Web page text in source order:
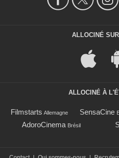
ALLOCINÉ
ALLOCINÉ À
Filmstarts Allemagne SensaCine
AdoroCinema Brésil